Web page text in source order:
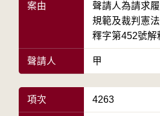
案由
聲請人為請求
規範及裁判憲
釋字第452號解
聲請人 甲
項次 4263